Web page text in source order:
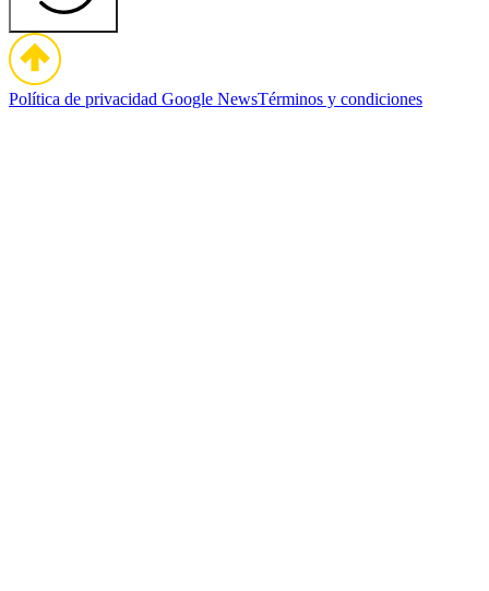
Política de privacidad Google NewsTérminos y condiciones